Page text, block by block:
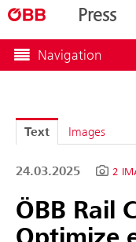
Press
Navigation
Text Images
24.03.2025 2
ÖBB Rail